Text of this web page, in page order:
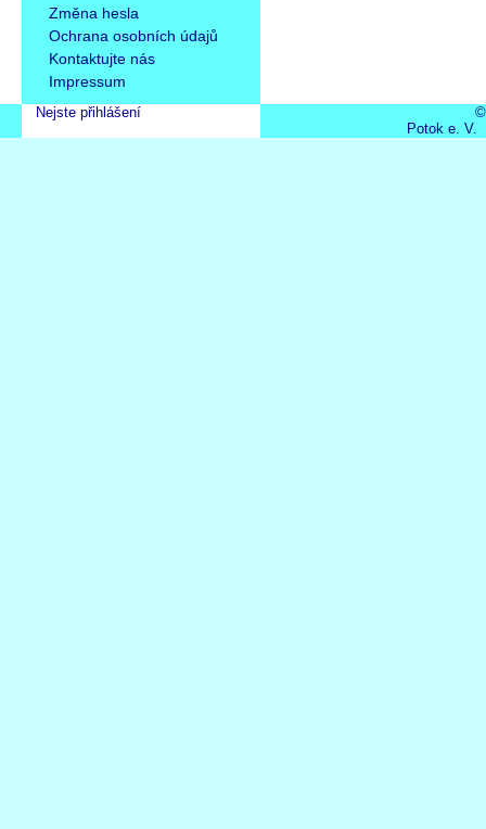
Změna hesla
Ochrana osobních údajů
Kontaktujte nás
Impressum
Nejste přihlášení
©
Potok e. V.